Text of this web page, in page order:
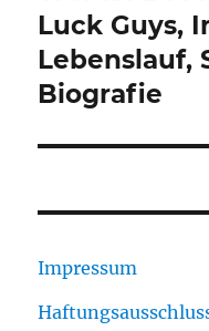
Beitrag:
Luck Guys,
Lebenslauf,
Biografie
Impressum